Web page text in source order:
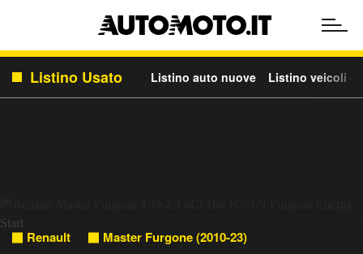
Listino Usato Listino auto nuove Listino veicoli
Renault Master Furgone (2010-23)